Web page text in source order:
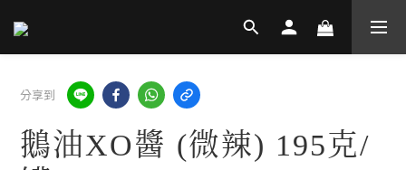
分享到
鵝油XO醬 (微辣) 195克/